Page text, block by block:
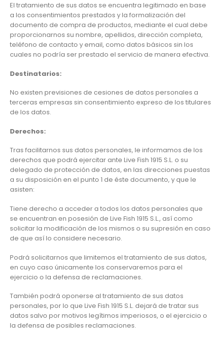
El tratamiento de sus datos se encuentra legitimado en base
a los consentimientos prestados y la formalización del
documento de compra de productos, mediante el cual debe
proporcionarnos su nombre, apellidos, dirección completa,
teléfono de contacto y email, como datos básicos sin los
cuales no podría ser prestado el servicio de manera efectiva.
Destinatarios:
No existen previsiones de cesiones de datos personales a
terceras empresas sin consentimiento expreso de los titulares
de los datos.
Derechos:
Tras facilitarnos sus datos personales, le informamos de los
derechos que podrá ejercitar ante Live Fish 1915 S.L. o su
delegado de protección de datos, en las direcciones puestas
a su disposición en el punto 1 de éste documento, y que le
asisten:
Tiene derecho a acceder a todos los datos personales que
se encuentran en posesión de Live Fish 1915 S.L., así como
solicitar la modificación de los mismos o su supresión en caso
de que así lo considere necesario.
Podrá solicitarnos que limitemos el tratamiento de sus datos,
en cuyo caso únicamente los conservaremos para el
ejercicio o la defensa de reclamaciones.
También podrá oponerse al tratamiento de sus datos
personales, por lo que Live Fish 1915 S.L. dejará de tratar sus
datos salvo por motivos legítimos imperiosos, o el ejercicio o
la defensa de posibles reclamaciones.